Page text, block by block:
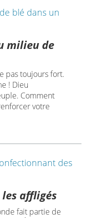
milieu de
pas toujours fort.
! Dieu
Comment
votre
affligés
fait partie de